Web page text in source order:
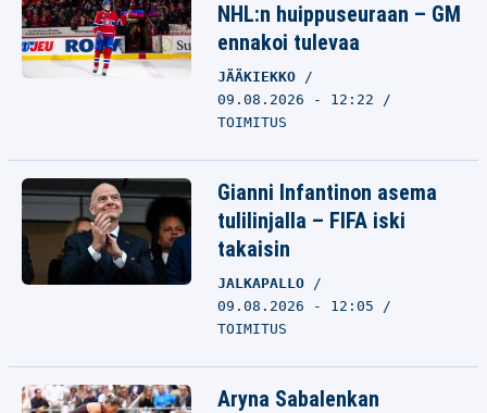
NHL:n huippuseuraan – GM
ennakoi tulevaa
JÄÄKIEKKO
09.08.2026 - 12:22
TOIMITUS
Gianni Infantinon asema
tulilinjalla – FIFA iski
takaisin
JALKAPALLO
09.08.2026 - 12:05
TOIMITUS
Aryna Sabalenkan